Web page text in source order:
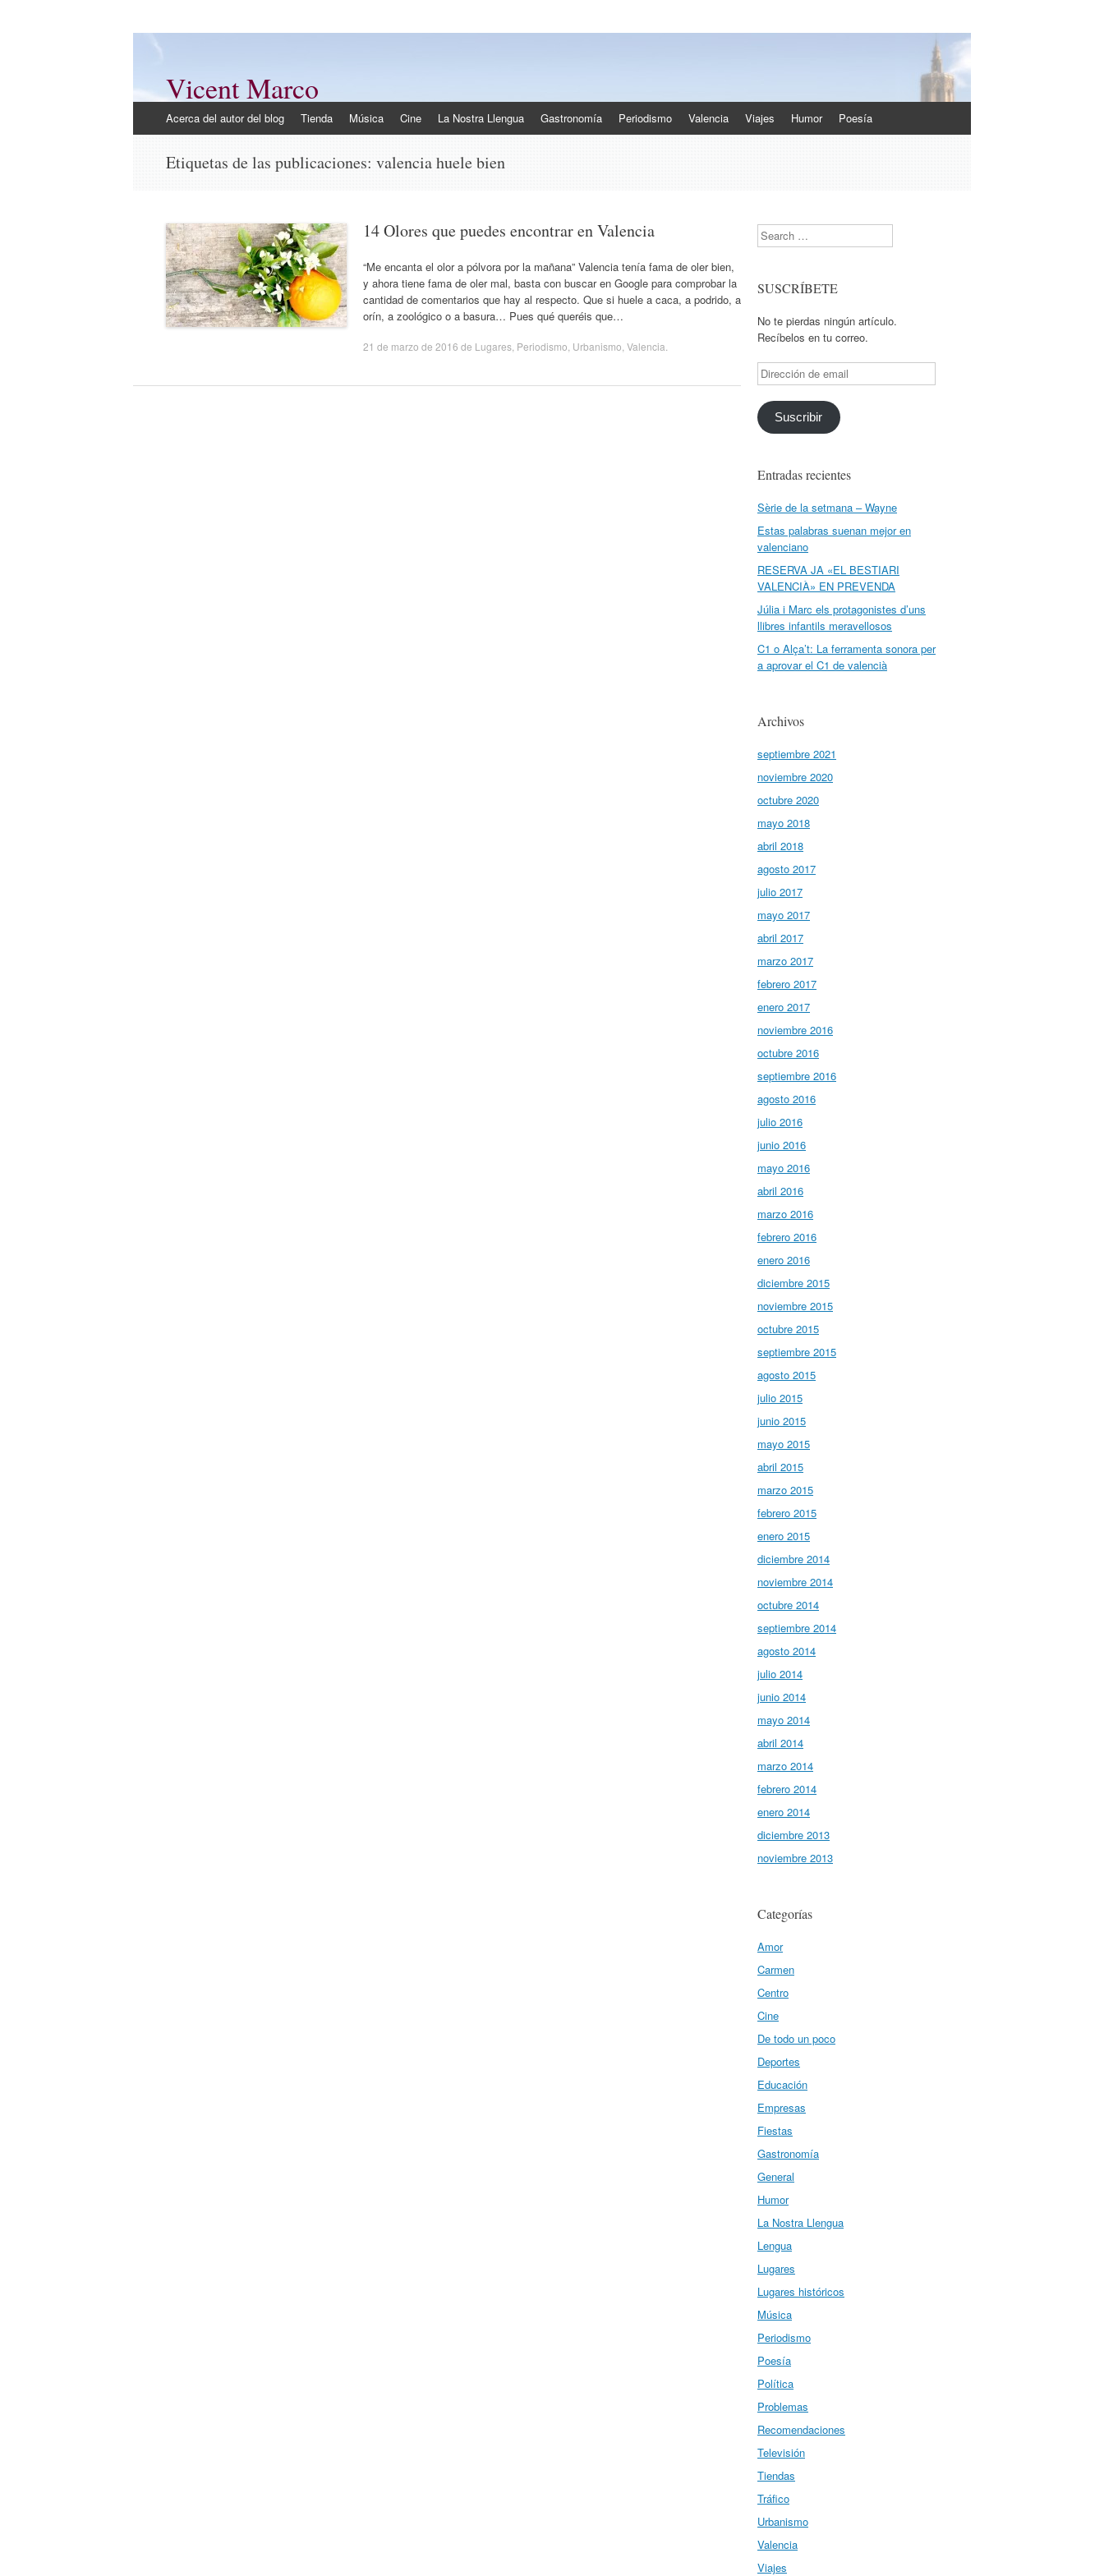
Vicent Marco
al
Acerca del autor del blog Tienda Música Cine La Nostra Llengua Gastronomía Periodismo Valencia Viajes Humor Poesía
Etiquetas de las publicaciones: valencia huele bien
14 Olores que puedes encontrar en Valencia
“Me encanta el olor a pólvora por la mañana” Valencia tenía fama de oler bien,
y ahora tiene fama de oler mal, basta con buscar en Google para comprobar la
cantidad de comentarios que hay al respecto. Que si huele a caca, a podrido, a
orín, a zoológico o a basura… Pues qué queréis que…
21 de marzo de 2016 de Lugares Periodismo Urbanismo Valencia
Search
SUSCRÍBETE
No te pierdas ningún artículo.
Recíbelos en tu correo.
Dirección
de
email
Suscribir
Entradas recientes
Sèrie de la setmana – Wayne
Estas palabras suenan mejor en
valenciano
RESERVA JA «EL BESTIARI
VALENCIÀ» EN PREVENDA
Júlia i Marc els protagonistes d’uns
llibres infantils meravellosos
C1 o Alça’t: La ferramenta sonora per
a aprovar el C1 de valencià
Archivos
septiembre 2021
noviembre 2020
octubre 2020
mayo 2018
abril 2018
agosto 2017
julio 2017
mayo 2017
abril 2017
marzo 2017
febrero 2017
enero 2017
noviembre 2016
octubre 2016
septiembre 2016
agosto 2016
julio 2016
junio 2016
mayo 2016
abril 2016
marzo 2016
febrero 2016
enero 2016
diciembre 2015
noviembre 2015
octubre 2015
septiembre 2015
agosto 2015
julio 2015
junio 2015
mayo 2015
abril 2015
marzo 2015
febrero 2015
enero 2015
diciembre 2014
noviembre 2014
octubre 2014
septiembre 2014
agosto 2014
julio 2014
junio 2014
mayo 2014
abril 2014
marzo 2014
febrero 2014
enero 2014
diciembre 2013
noviembre 2013
Categorías
Amor
Carmen
Centro
Cine
De todo un poco
Deportes
Educación
Empresas
Fiestas
Gastronomía
General
Humor
La Nostra Llengua
Lengua
Lugares
Lugares históricos
Música
Periodismo
Poesía
Política
Problemas
Recomendaciones
Televisión
Tiendas
Tráfico
Urbanismo
Valencia
Viajes